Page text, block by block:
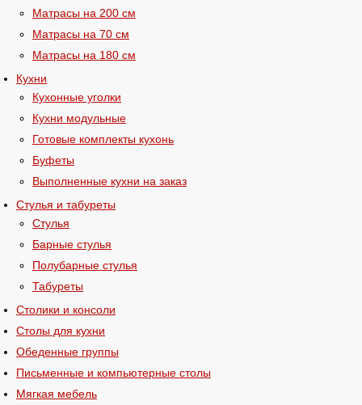
Матрасы на 200 см
Матрасы на 70 см
Матрасы на 180 см
Кухни
Кухонные уголки
Кухни модульные
Готовые комплекты кухонь
Буфеты
Выполненные кухни на заказ
Стулья и табуреты
Стулья
Барные стулья
Полубарные стулья
Табуреты
Столики и консоли
Столы для кухни
Обеденные группы
Письменные и компьютерные столы
Мягкая мебель